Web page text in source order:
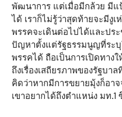
พัฒนาการ แต่เมื่อมีกล้วย มีแ
ได้ เราก็ไม่รู้ว่าสุดท้ายจะมีงู
พรรคจะเดินต่อไปได้และประ
ปัญหาตั้งแต่รัฐธรรมนูญที่ระบุ
พรรคได้ ถือเป็นการเปิดทาง
ถึงเรื่องเสถียรภาพของรัฐบ
คิดว่าหากมีการขยายมุ้งก็อา
เขาอยากได้ถึงตำแหน่ง มท.1